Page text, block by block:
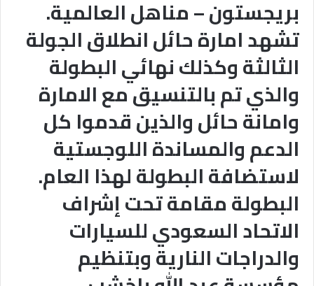
بريجستون – مناهل العالمية.
تشهد امارة حائل انطلاق الجولة
الثالثة وكذلك نهائي البطولة
والذي تم بالتنسيق مع الامارة
وامانة حائل والذين قدموا كل
الدعم والمساندة اللوجستية
لاستضافة البطولة لهذا العام.
البطولة مقامة تحت إشراف
الاتحاد السعودي للسيارات
والدراجات النارية وبتنظيم